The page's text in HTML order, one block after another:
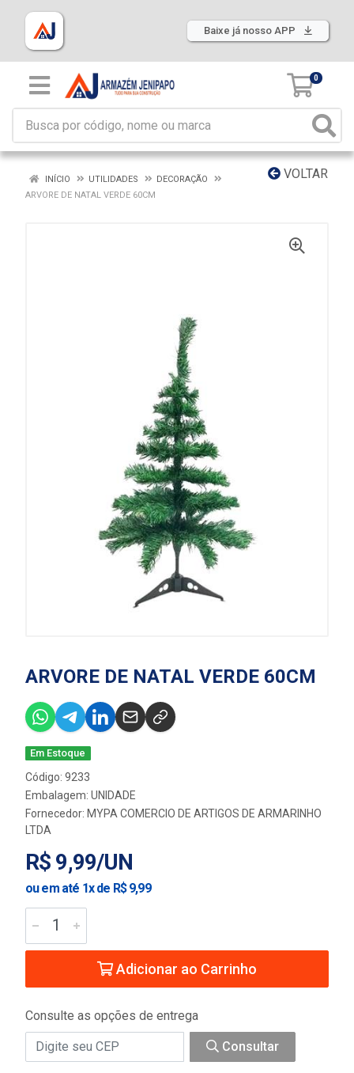
Baixe já nosso APP
0
VOLTAR
INÍCIO UTILIDADES
DECORAÇÃO
ARVORE DE NATAL VERDE 60CM
ARVORE DE NATAL VERDE 60CM
Em Estoque
Código: 9233
Embalagem: UNIDADE
Fornecedor: MYPA COMERCIO DE ARTIGOS DE ARMARINHO
LTDA
R$ 9,99/UN
ou em até 1x de R$ 9,99
Adicionar ao Carrinho
Consulte as opções de entrega
Consultar